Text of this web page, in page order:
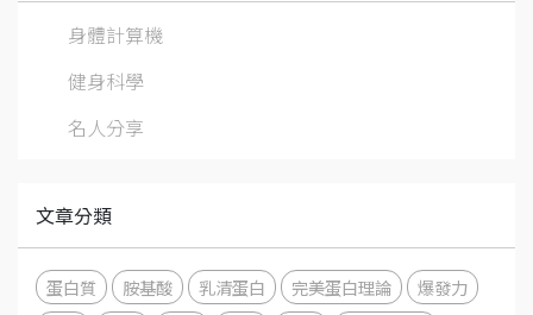
身體計算機
健身科學
名人分享
文章分類
蛋白質 胺基酸 乳清蛋白 完美蛋白理論
爆發力